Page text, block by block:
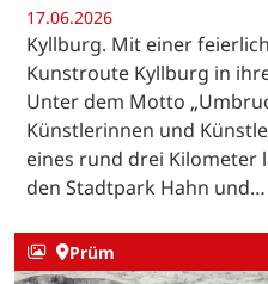
17.06.2026
Kyllburg. Mit einer
Kunstroute Kyllburg in
Unter dem Motto
Künstlerinnen und
eines rund drei Kilometer
den Stadtpark Hahn und…
Prüm